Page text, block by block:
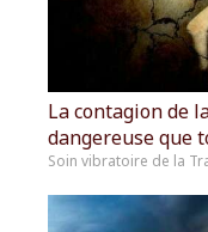
La contagion de
dangereuse que
Soin vibratoire de la